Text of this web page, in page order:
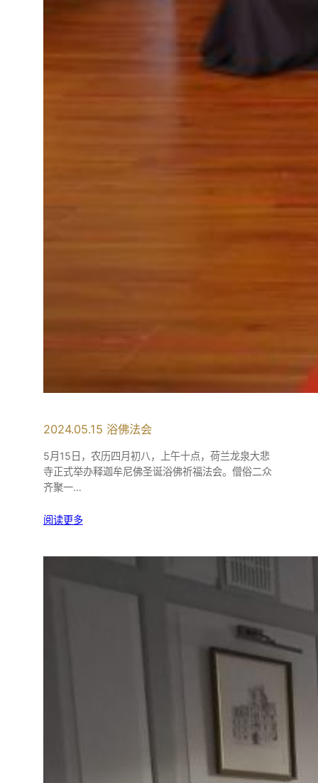
2024.05.15 浴佛法会
5月15日，农历四月初八，上午十点，荷兰龙泉大悲
寺正式举办释迦牟尼佛圣诞浴佛祈福法会。僧俗二众
齐聚一…
阅读更多